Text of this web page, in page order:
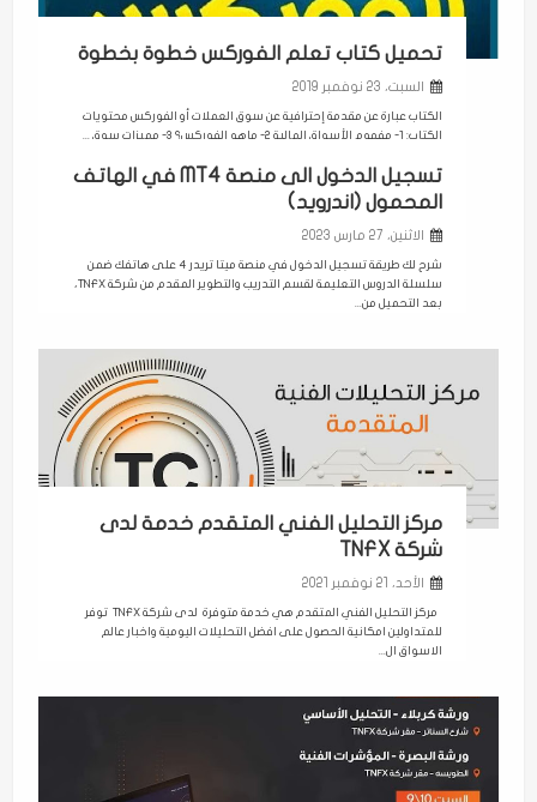
تحميل كتاب تعلم الفوركس خطوة بخطوة
السبت، 23 نوفمبر 2019
الكتاب عبارة عن مقدمة إحترافية عن سوق العملات أو الفوركس محتويات
الكتاب: 1- مفهوم الأسواق المالية 2- ماهو الفوركس؟ 3- مميزات سوق ...
تسجيل الدخول الى منصة MT4 في الهاتف
المحمول (اندرويد)
الاثنين، 27 مارس 2023
شرح لك طريقة تسجيل الدخول في منصة ميتا تريدر 4 على هاتفك ضمن
سلسلة الدروس التعليمة لقسم التدريب والتطوير المقدم من شركة TNFX،
بعد التحميل من...
مركز التحليل الفني المتقدم خدمة لدى
شركة TNFX
الأحد، 21 نوفمبر 2021
مركز التحليل الفني المتقدم هي خدمة متوفرة لدى شركة TNFX توفر
للمتداولين امكانية الحصول على افضل التحليلات اليومية واخبار عالم
الاسواق ال...